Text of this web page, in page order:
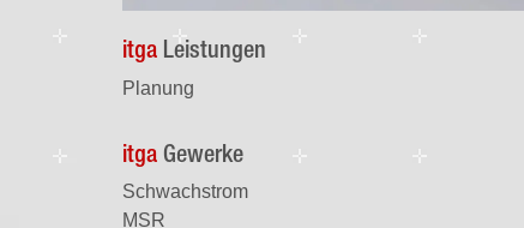
itga Leistungen
Planung
itga Gewerke
Schwachstrom
MSR